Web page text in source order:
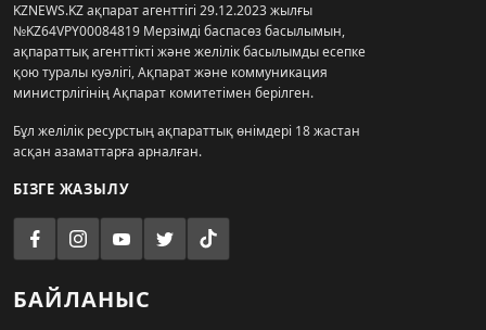
KZNEWS.KZ ақпарат агенттігі 29.12.2023 жылғы
№KZ64VPY00084819 Мерзімді баспасөз басылымын,
ақпараттық агенттікті және желілік басылымды есепке
қою туралы куәлігі, Ақпарат және коммуникация
министрлігінің Ақпарат комитетімен берілген.
Бұл желілік ресурстың ақпараттық өнімдері 18 жастан
асқан азаматтарға арналған.
БІЗГЕ ЖАЗЫЛУ
БАЙЛАНЫС